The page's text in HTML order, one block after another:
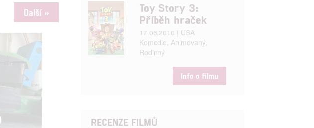
Další »
Toy Story 3:
Příběh hraček
17.06.2010 | USA
Komedie, Animovaný,
Rodinný
Info o filmu
RECENZE FILMŮ